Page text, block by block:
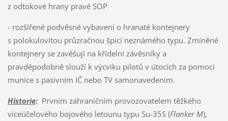
z odtokové hrany pravé SOP
- rozšířené podvěsné vybavení o hranaté kontejnery
s polokulovitou průzračnou špicí neznámého typu. Zmíněné
kontejnery se zavěšují na křídelní závěsníky a
pravděpodobně slouží k výcviku pilotů v útocích za pomoci
munice s pasivním IČ nebo TV samonavedením.
Historie:Prvním zahraničním provozovatelem těžkého
víceúčelového bojového letounu typu Su-35S (Flanker M),